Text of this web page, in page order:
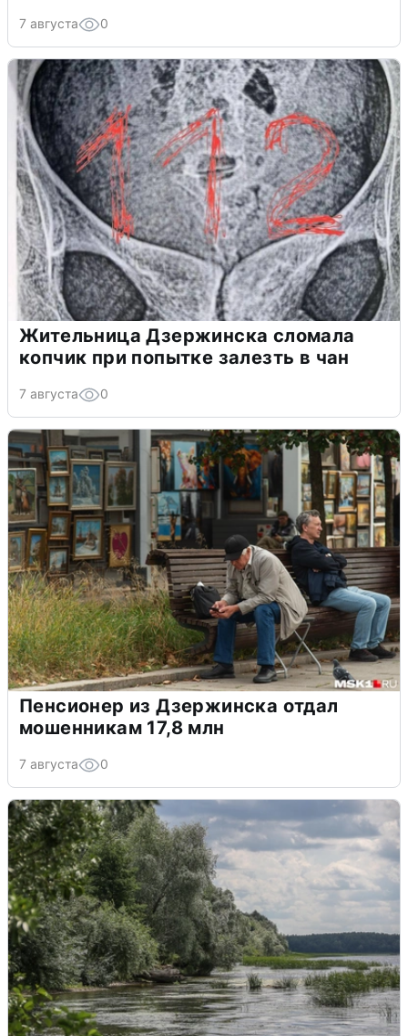
7 августа 0
Жительница Дзержинска сломала
копчик при попытке залезть в чан
7 августа 0
Пенсионер из Дзержинска отдал
мошенникам 17,8 млн
7 августа 0